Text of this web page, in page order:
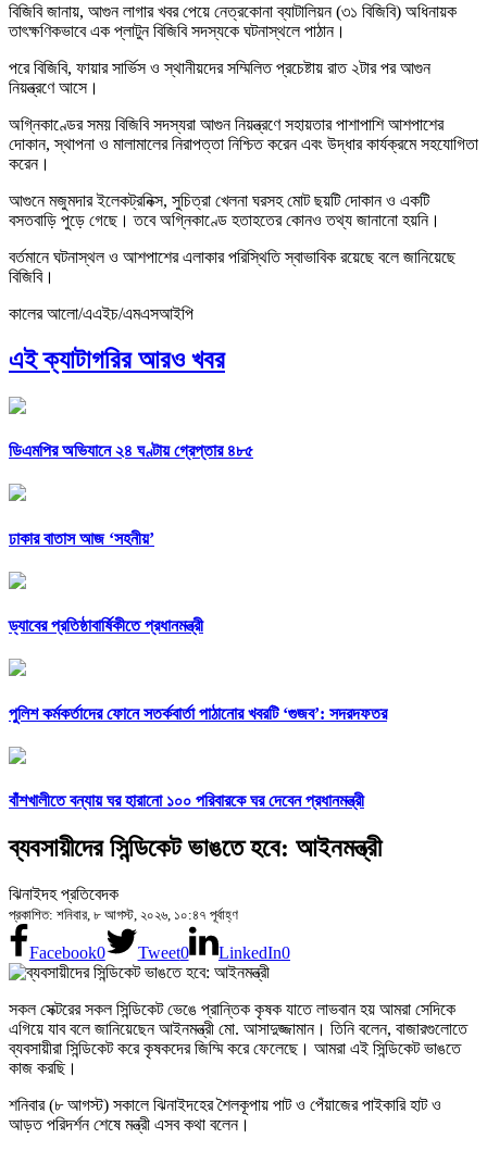
বিজিবি জানায়, আগুন লাগার খবর পেয়ে নেত্রকোনা ব্যাটালিয়ন (৩১ বিজিবি) অধিনায়ক
তাৎক্ষণিকভাবে এক প্লাটুন বিজিবি সদস্যকে ঘটনাস্থলে পাঠান।
পরে বিজিবি, ফায়ার সার্ভিস ও স্থানীয়দের সম্মিলিত প্রচেষ্টায় রাত ২টার পর আগুন
নিয়ন্ত্রণে আসে।
অগ্নিকাণ্ডের সময় বিজিবি সদস্যরা আগুন নিয়ন্ত্রণে সহায়তার পাশাপাশি আশপাশের
দোকান, স্থাপনা ও মালামালের নিরাপত্তা নিশ্চিত করেন এবং উদ্ধার কার্যক্রমে সহযোগিতা
করেন।
আগুনে মজুমদার ইলেকট্রনিক্স, সুচিত্রা খেলনা ঘরসহ মোট ছয়টি দোকান ও একটি
বসতবাড়ি পুড়ে গেছে। তবে অগ্নিকাণ্ডে হতাহতের কোনও তথ্য জানানো হয়নি।
বর্তমানে ঘটনাস্থল ও আশপাশের এলাকার পরিস্থিতি স্বাভাবিক রয়েছে বলে জানিয়েছে
বিজিবি।
কালের আলো/এএইচ/এমএসআইপি
এই ক্যাটাগরির আরও খবর
ডিএমপির অভিযানে ২৪ ঘণ্টায় গ্রেপ্তার ৪৮৫
ঢাকার বাতাস আজ ‘সহনীয়’
ড্যাবের প্রতিষ্ঠাবার্ষিকীতে প্রধানমন্ত্রী
পুলিশ কর্মকর্তাদের ফোনে সতর্কবার্তা পাঠানোর খবরটি ‘গুজব’: সদরদফতর
বাঁশখালীতে বন্যায় ঘর হারানো ১০০ পরিবারকে ঘর দেবেন প্রধানমন্ত্রী
ব্যবসায়ীদের সিন্ডিকেট ভাঙতে হবে: আইনমন্ত্রী
ঝিনাইদহ প্রতিবেদক
প্রকাশিত: শনিবার, ৮ আগস্ট, ২০২৬, ১০:৪৭ পূর্বাহ্ণ
Facebook0 Tweet0 LinkedIn0
সকল সেক্টরের সকল সিন্ডিকেট ভেঙে প্রান্তিক কৃষক যাতে লাভবান হয় আমরা সেদিকে
এগিয়ে যাব বলে জানিয়েছেন আইনমন্ত্রী মো. আসাদুজ্জামান। তিনি বলেন, বাজারগুলোতে
ব্যবসায়ীরা সিন্ডিকেট করে কৃষকদের জিম্মি করে ফেলেছে। আমরা এই সিন্ডিকেট ভাঙতে
কাজ করছি।
শনিবার (৮ আগস্ট) সকালে ঝিনাইদহের শৈলকূপায় পাট ও পেঁয়াজের পাইকারি হাট ও
আড়ত পরিদর্শন শেষে মন্ত্রী এসব কথা বলেন।